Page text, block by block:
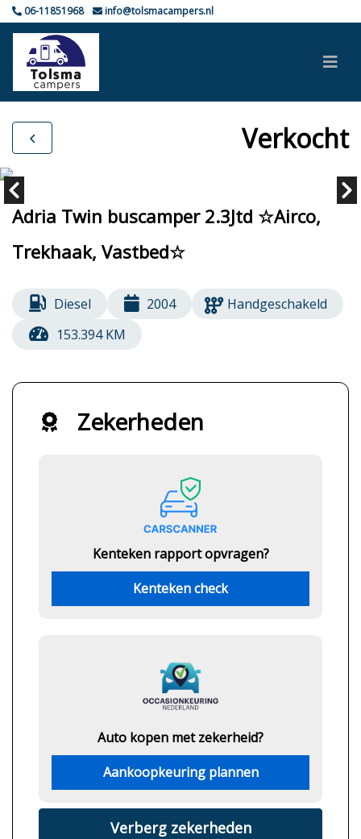
06-11851968 info@tolsmacampers.nl
Verkocht
Adria Twin buscamper 2.3Jtd ☆Airco,
Trekhaak, Vastbed☆
Diesel 2004
Handgeschakeld
153.394 KM
Zekerheden
Kenteken rapport opvragen?
Kenteken check
Auto kopen met zekerheid?
Aankoopkeuring plannen
Verberg zekerheden